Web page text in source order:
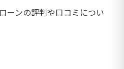
ーンの評判や口コミについ